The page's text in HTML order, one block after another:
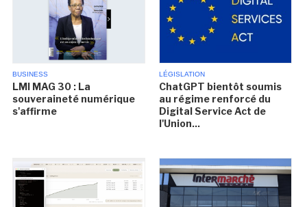
BUSINESS
LMI MAG 30 : La
souveraineté numérique
s'affirme
LÉGISLATION
ChatGPT bientôt soumis
au régime renforcé du
Digital Service Act de
l'Union...